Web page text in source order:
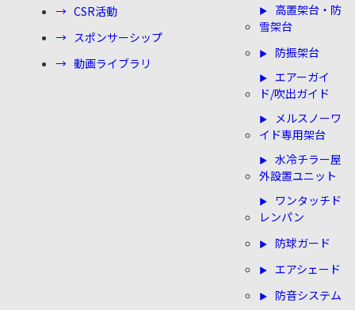
CSR活動
スポンサーシップ
動画ライブラリ
高置架台・防
雪架台
防振架台
エアーガイ
ド/吹出ガイド
メルスノーワ
イド専用架台
水冷チラー屋
外設置ユニット
ワンタッチド
レンパン
防球ガード
エアシェード
防音システム